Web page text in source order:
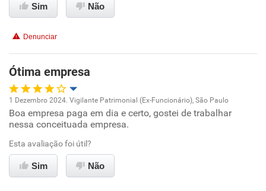
Benefícios
Recomenda esta empresa
Recomenda a diretoria
Sim Não
Denunciar
Ótima empresa
Oportunidade de promoção
Ambiente de trabalho
Conciliação com a vida familiar
1 Dezembro 2024. Vigilante Patrimonial (Ex-Funcionário), São Paulo
Boa empresa paga em dia e certo, gostei de trabalhar
nessa conceituada empresa.
Esta avaliação foi útil?
Sim Não